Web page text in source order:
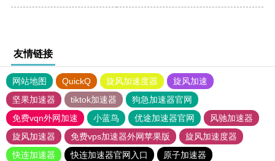
友情链接
网站地图 QuickQ 旋风加速度器
旋风加速
坚果加速器
tiktok加速器
狗急加速器官网
免费vqn外网加速
小蓝鸟 优途加速器官网
风驰加速器
旋风加速器
免费vps加速器外网苹果版
旋风加速度器
快连加速器
快连加速器官网入口 原子加速器